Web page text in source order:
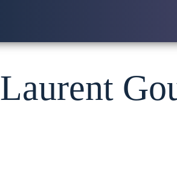
Laurent